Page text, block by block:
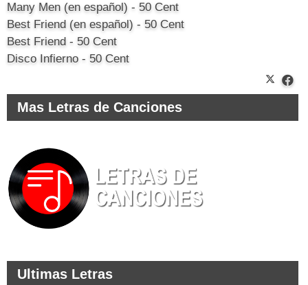
Many Men (en español) - 50 Cent
Best Friend (en español) - 50 Cent
Best Friend - 50 Cent
Disco Infierno - 50 Cent
Mas Letras de Canciones
Ultimas Letras